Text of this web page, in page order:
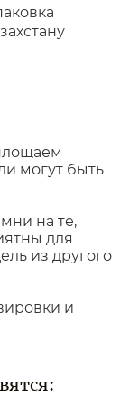
могут быть
на те,
для
из другого
и